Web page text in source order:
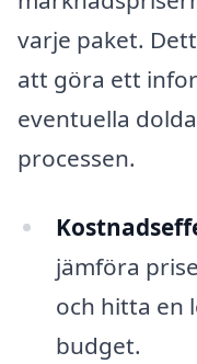
varje paket.
att göra ett
eventuella
processen.
jämföra
och hitta en
budget.